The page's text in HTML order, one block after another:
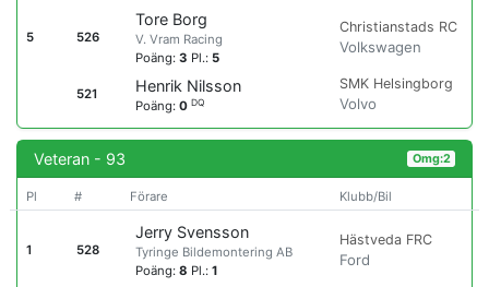
5 526
Tore Borg
V. Vram Racing
Poäng:3 Pl.: 5
Christianstads RC
Volkswagen
521 Henrik Nilsson
Poäng:0DQ
SMK Helsingborg
Volvo
Veteran - 93 Omg:2
Pl # Förare Klubb/Bil
1 528
Jerry Svensson
Tyringe Bildemontering AB
Poäng:8 Pl.:1
Hästveda FRC
Ford